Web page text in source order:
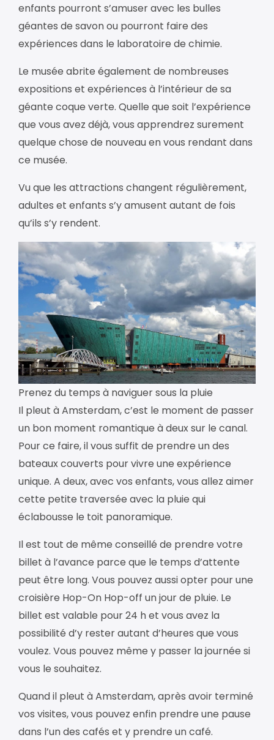
enfants pourront s’amuser avec les bulles
géantes de savon ou pourront faire des
expériences dans le laboratoire de chimie.
Le musée abrite également de nombreuses
expositions et expériences à l’intérieur de sa
géante coque verte. Quelle que soit l’expérience
que vous avez déjà, vous apprendrez surement
quelque chose de nouveau en vous rendant dans
ce musée.
Vu que les attractions changent régulièrement,
adultes et enfants s’y amusent autant de fois
qu’ils s’y rendent.
Prenez du temps à naviguer sous la pluie
Il pleut à Amsterdam, c’est le moment de passer
un bon moment romantique à deux sur le canal.
Pour ce faire, il vous suffit de prendre un des
bateaux couverts pour vivre une expérience
unique. A deux, avec vos enfants, vous allez aimer
cette petite traversée avec la pluie qui
éclabousse le toit panoramique.
Il est tout de même conseillé de prendre votre
billet à l’avance parce que le temps d’attente
peut être long. Vous pouvez aussi opter pour une
croisière Hop-On Hop-off un jour de pluie. Le
billet est valable pour 24 h et vous avez la
possibilité d’y rester autant d’heures que vous
voulez. Vous pouvez même y passer la journée si
vous le souhaitez.
Quand il pleut à Amsterdam, après avoir terminé
vos visites, vous pouvez enfin prendre une pause
dans l’un des cafés et y prendre un café.